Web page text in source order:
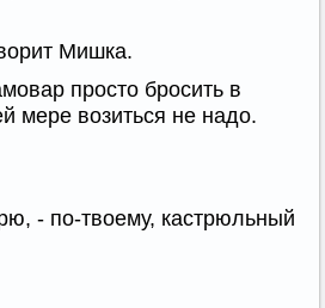
Мишка.
просто бросить в
мере возиться не надо.
- по-твоему, кастрюльный